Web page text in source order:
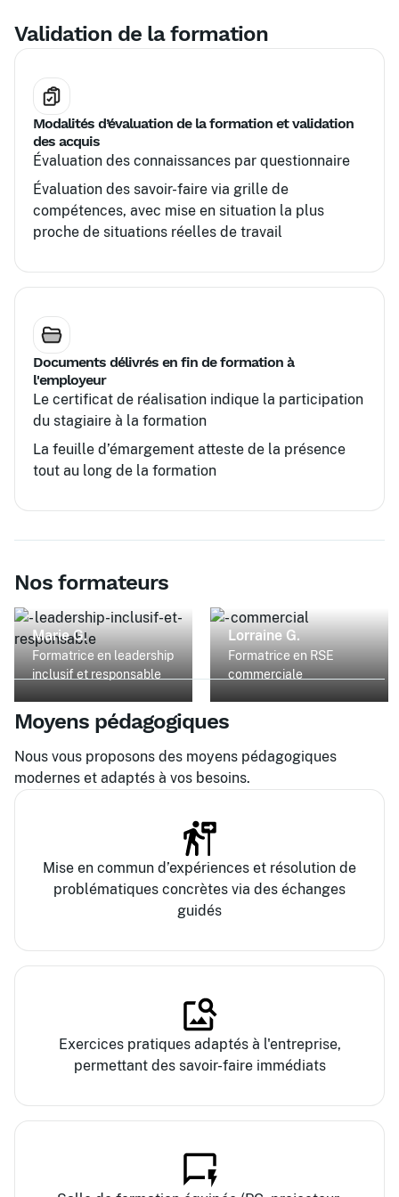
Validation de la formation
Modalités d’évaluation de la formation et validation
des acquis
Évaluation des connaissances par questionnaire
Évaluation des savoir-faire via grille de
compétences, avec mise en situation la plus
proche de situations réelles de travail
Documents délivrés en fin de formation à
l'employeur
Le certificat de réalisation indique la participation
du stagiaire à la formation
La feuille d’émargement atteste de la présence
tout au long de la formation
Nos formateurs
Marie G.
Formatrice en leadership
inclusif et responsable
Lorraine G.
Formatrice en RSE
commerciale
Moyens pédagogiques
Nous vous proposons des moyens pédagogiques
modernes et adaptés à vos besoins.
Mise en commun d’expériences et résolution de
problématiques concrètes via des échanges
guidés
Exercices pratiques adaptés à l'entreprise,
permettant des savoir-faire immédiats